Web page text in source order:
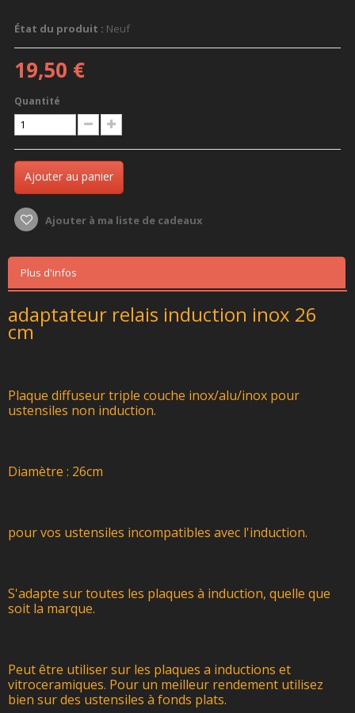
État du produit : Neuf
19,50 €
Quantité
Ajouter au panier
Ajouter à ma liste de cadeaux
Plus d'infos
adaptateur relais induction inox 26
cm
Plaque diffuseur triple couche inox/alu/inox pour
ustensiles non induction.
Diamètre : 26cm
pour vos ustensiles incompatibles avec l'induction.
S'adapte sur toutes les plaques à induction, quelle que
soit la marque.
Peut être utiliser sur les plaques a inductions et
vitroceramiques. Pour un meilleur rendement utilisez
bien sur des ustensiles à fonds plats.